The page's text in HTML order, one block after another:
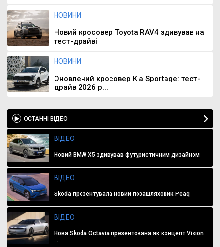
НОВИНИ
Новий кросовер Toyota RAV4 здивував на
тест-драйві
НОВИНИ
Оновлений кросовер Kia Sportage: тест-
драйв 2026 р...
ОСТАННІ ВІДЕО
ВІДЕО
Новий BMW X5 здивував футуристичним дизайном
ВІДЕО
Skoda презентувала новий позашляховик Peaq
ВІДЕО
Нова Skoda Octavia презентована як концепт Vision
...